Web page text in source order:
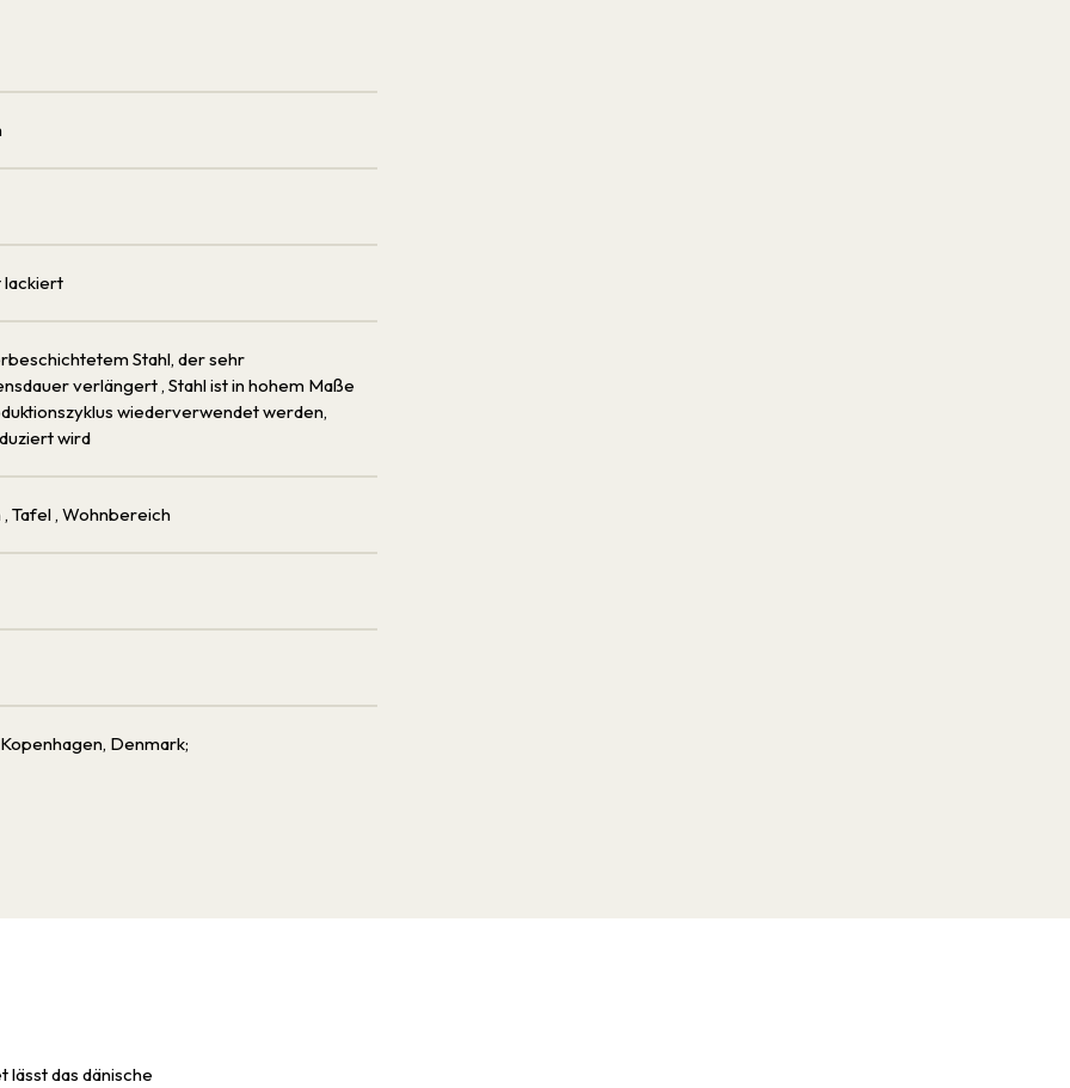
lackiert
Stahl, der sehr
verlängert, Stahl ist in hohem Maße
wiederverwendet werden,
wird
, Tafel, Wohnbereich
Denmark;
lässt das dänische